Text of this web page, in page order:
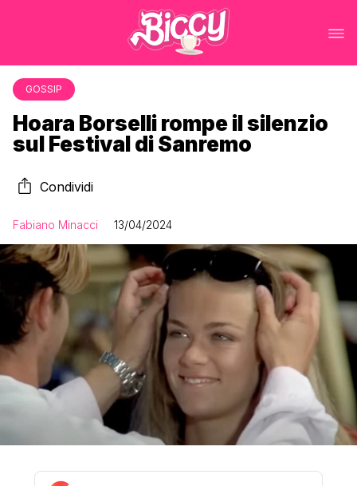
GOSSIP
Hoara Borselli rompe il silenzio
sul Festival di Sanremo
Condividi
Fabiano Minacci 13/04/2024